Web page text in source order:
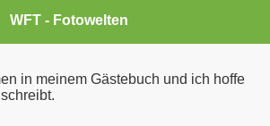
WFT - Fotowelten
in meinem Gästebuch und ich hoffe